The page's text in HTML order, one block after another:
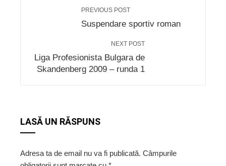
PREVIOUS POST
Suspendare sportiv roman
NEXT POST
Liga Profesionista Bulgara de
Skandenberg 2009 – runda 1
LASĂ UN RĂSPUNS
Adresa ta de email nu va fi publicată. Câmpurile